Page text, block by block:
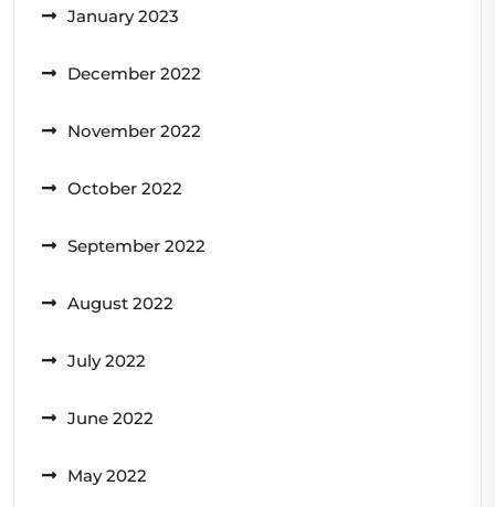
January 2023
December 2022
November 2022
October 2022
September 2022
August 2022
July 2022
June 2022
May 2022